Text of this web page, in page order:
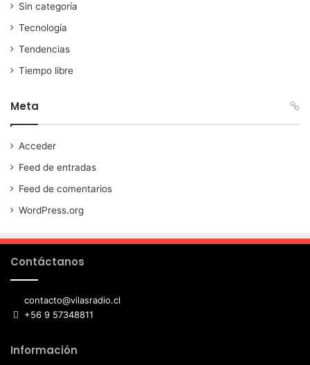
Sin categoría
Tecnología
Tendencias
Tiempo libre
Meta
Acceder
Feed de entradas
Feed de comentarios
WordPress.org
Contáctanos
contacto@vilasradio.cl
+56 9 57348811
Información